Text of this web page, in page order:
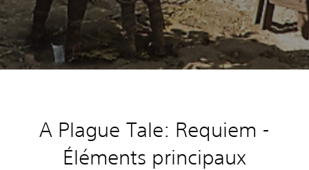
A Plague Tale: Requiem -
Éléments principaux